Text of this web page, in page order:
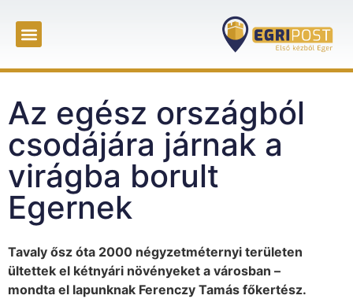
Az egész országból
csodájára járnak a
virágba borult
Egernek
Tavaly ősz óta 2000 négyzetméternyi területen
ültettek el kétnyári növényeket a városban –
mondta el lapunknak Ferenczy Tamás főkertész.